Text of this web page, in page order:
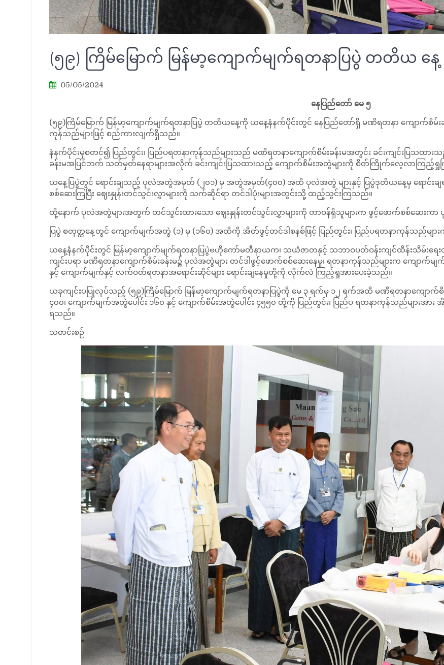
(၅၉) ကြိမ်မြောက် မြန်မာ့ကျောက်မျက်ရတနာပြပွဲ တတိယ
05/05/2024
နေပြည်တော် မေ ၅
(၅၉)ကြိမ်မြောက် မြန်မာ့ကျောက်မျက်ရတနာပြပွဲ တတိယနေ့ကို ယနေ့နံနက်ပိုင်းတွင် နေပြည်တော်ရှိ မဏိရတနာ ကျောက်စိမ်
ကုန်သည်များဖြင့် စည်ကားလျက်ရှိသည်။
နံနက်ပိုင်းမှစတင်၍ ပြည်တွင်း၊ ပြည်ပရတနာကုန်သည်များသည် မဏိရတနာကျောက်စိမ်းခန်းမအတွင်း ခင်းကျင်းပြသထားသ
ခန်းမအပြင်ဘက် သတ်မှတ်နေရာများအလိုက် ခင်းကျင်းပြသထားသည့် ကျောက်စိမ်းအတွဲများကို စိတ်ကြိုက်လေ့လာကြည့်
ယနေ့ပြပွဲတွင် ရောင်းချသည့် ပုလဲအတွဲအမှတ် (၂၀၁) မှ အတွဲအမှတ်(၄၀၀) အထိ ပုလဲအတွဲ များနှင့် ပြပွဲဒုတိယနေ့မှ ရောင်းခ
စစ်ဆေးကြပြီး ဈေးနှုန်းတင်သွင်းလွှာများကို သက်ဆိုင်ရာ တင်ဒါပုံးများအတွင်းသို့ ထည့်သွင်းကြသည်။
ထို့နောက် ပုလဲအတွဲများအတွက် တင်သွင်းထားသော ဈေးနှုန်းတင်သွင်းလွှာများကို တာဝန်ရှိသူများက ဖွင့်ဖောက်စစ်ဆေးကာ ပု
ပြပွဲ စတုတ္ထနေ့တွင် ကျောက်မျက်အတွဲ (၁) မှ (၁၆၀) အထိကို အိတ်ဖွင့်တင်ဒါစနစ်ဖြင့် ပြည်တွင်း၊ ပြည်ပရတနာကုန်သည်မျာ
ယနေ့နံနက်ပိုင်းတွင် မြန်မာ့ကျောက်မျက်ရတနာပြပွဲဗဟိုကော်မတီနာယက၊ သယံဇာတနှင့် သဘာဝပတ်ဝန်းကျင်ထိန်းသိမ်းရေးဝန်
ကျင်းပရာ မဏိရတနာကျောက်စိမ်းခန်းမ၌ ပုလဲအတွဲများ တင်ဒါဖွင့်ဖောက်စစ်ဆေးနေမှု၊ ရတနာကုန်သည်များက ကျော
နှင့် ကျောက်မျက်နှင့် လက်ဝတ်ရတနာအရောင်းဆိုင်များ ရောင်းချနေမှုတို့ကို လိုက်လံ ကြည့်ရှုအားပေးခဲ့သည်။
ယခုကျင်းပပြုလုပ်သည့် (၅၉)ကြိမ်မြောက် မြန်မာ့ကျောက်မျက်ရတနာပြပွဲကို မေ ၃ ရက်မှ ၁၂ ရက်အထိ မဏိရတနာကျောက်စိမ်းခ
၄၀၀၊ ကျောက်မျက်အတွဲပေါင်း ၁၆၀ နှင့် ကျောက်စိမ်းအတွဲပေါင်း ၄၅၅၀ တို့ကို ပြည်တွင်း၊ ပြည်ပ ရတနာကုန်သည်များအား အိ
ရသည်။
သတင်းစဉ်